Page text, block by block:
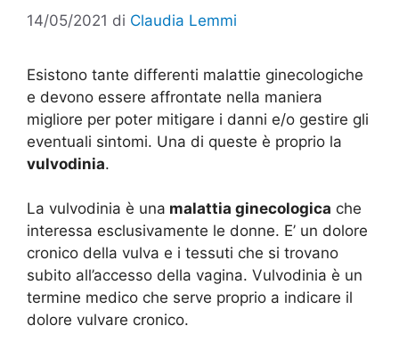
14/05/2021 di Claudia Lemmi
Esistono tante differenti malattie ginecologiche
e devono essere affrontate nella maniera
migliore per poter mitigare i danni e/o gestire gli
eventuali sintomi. Una di queste è proprio la
vulvodinia.
La vulvodinia è una malattia ginecologica che
interessa esclusivamente le donne. E’ un dolore
cronico della vulva e i tessuti che si trovano
subito all’accesso della vagina. Vulvodinia è un
termine medico che serve proprio a indicare il
dolore vulvare cronico.